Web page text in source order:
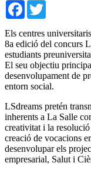
Facebook
Els centres
8a edició del concurs
estudiants
El seu objectiu
desenvolupament de
entorn social.
LSdreams pretén
inherents a La Salle
creativitat i la
creació de vocacions
desenvolupar els
empresarial, Salut i